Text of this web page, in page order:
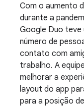
Com o aumento
durante a
Google Duo teve
número de
contato com
trabalho. A
melhorar a
layout do app
para a posição